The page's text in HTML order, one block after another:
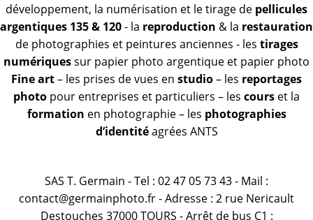
développement, la numérisation et le tirage de pellicules
argentiques 135 & 120- la reproduction & la restauration
de photographies et peintures anciennes - les tirages
numériquessur papier photo argentique et papier photo
Fine art– les prises de vues en studio– les reportages
photo pour entreprises et particuliers – les cours et la
formation en photographie – les photographies
d’identitéagrées ANTS
SAS T. Germain - Tel : 02 47 05 73 43 - Mail :
contact@germainphoto.fr - Adresse : 2 rue Nericault
Destouches 37000 TOURS - Arrêt de bus C1 :